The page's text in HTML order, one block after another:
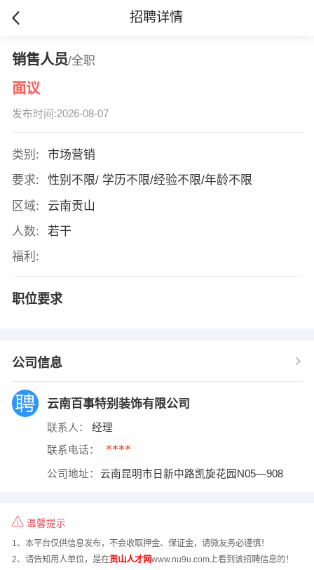
招聘详情
销售人员/全职
面议
发布时间:2026-08-07
类别:
市场营销
要求:
性别不限/ 学历不限/经验不限/年龄不限
区域:
云南贡山
人数:
若干
福利:
职位要求
公司信息
云南百事特别装饰有限公司
联系人： 经理
联系电话： ****
公司地址： 云南昆明市日新中路凯旋花园N05—908
温馨提示
1、本平台仅供信息发布，不会收取押金、保证金，请微友务必谨慎！
2、请告知用人单位，是在贡山人才网www.nu9u.com上看到该招聘信息的！